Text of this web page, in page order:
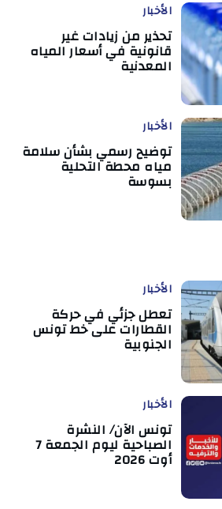
الأخبار
تحذير من زيادات غير
قانونية في أسعار المياه
المعدنية
الأخبار
توضيح رسمي بشأن سلامة
مياه محطة التحلية
بسوسة
الأخبار
تعطل جزئي في حركة
القطارات على خط تونس
الجنوبية
الأخبار
تونس الآن/ النشرة
الصباحية ليوم الجمعة 7
أوت 2026